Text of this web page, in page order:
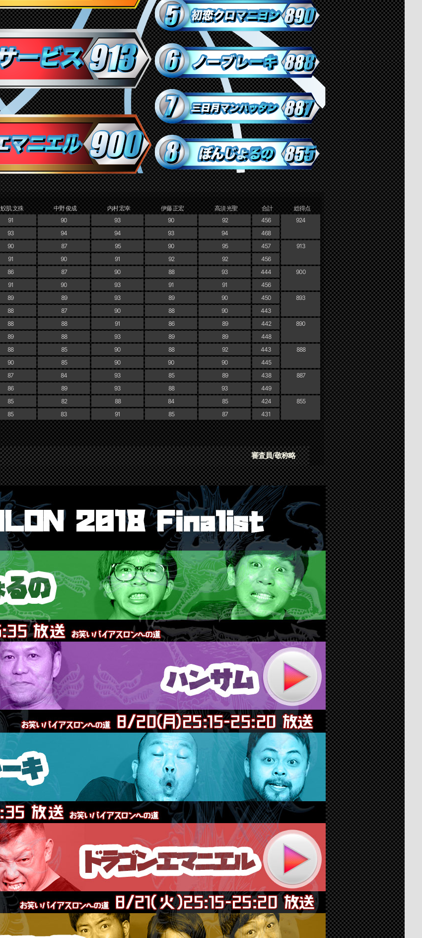
鮫肌 文殊 中野 俊成 内村 宏幸 伊藤 正宏 高須 光聖 合計
総得点
91 90 93 90 92 456
924
93 94 94 93 94
468
90 87 95 90 95 457
913
91 90 91 92 92
456
86 87 90 88 93 444
900
91 90 93 91 91
456
89 89 93 89 90 450
893
88 87 90 88 90
443
88 88 91 86 89 442
890
89 88 93 89 89
448
88 85 90 88 92 443
888
90 85 90 90 90
445
87 84 93 85 89 438
887
86 89 93 88 93
449
85 82 88 84 85 424
855
85 83 91 85 87 431
審査員/敬称略